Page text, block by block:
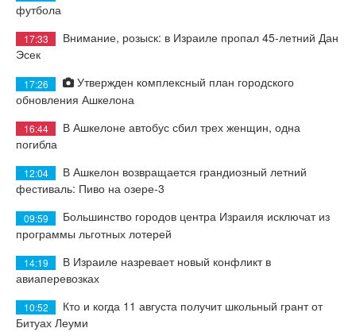
футбола
17:33
Внимание, розыск: в Израиле пропал 45-летний Дан
Эсек
17:26
Утвержден комплексный план городского
обновления Ашкелона
16:44
В Ашкелоне автобус сбил трех женщин, одна
погибла
12:04
В Ашкелон возвращается грандиозный летний
фестиваль: Пиво на озере-3
09:59
Большинство городов центра Израиля исключат из
программы льготных лотерей
14:19
В Израиле назревает новый конфликт в
авиаперевозках
10:52
Кто и когда 11 августа получит школьный грант от
Битуах Леуми